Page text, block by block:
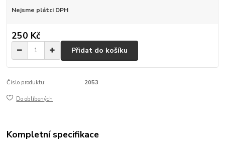
Nejsme plátci DPH
250 Kč
Přidat do košíku
Číslo produktu: 2053
Do oblíbených
Kompletní specifikace